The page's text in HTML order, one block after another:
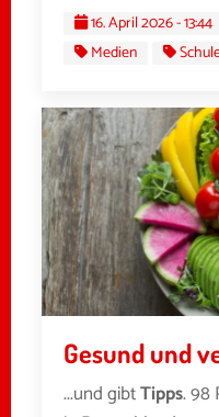
16. April 2026 - 13:44
Medien
Gesund und
...und gibtTipps. 98